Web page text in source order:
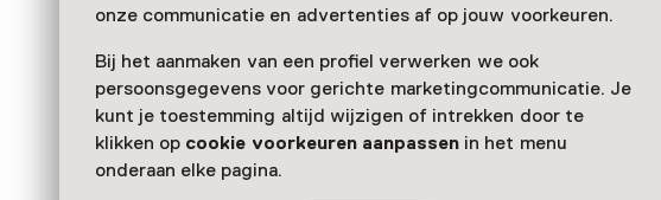
onze communicatie en advertenties af op jouw voorkeuren.
Bij het aanmaken van een profiel verwerken we ook
persoonsgegevens voor gerichte marketingcommunicatie. Je
kunt je toestemming altijd wijzigen of intrekken door te
klikken op cookie voorkeuren aanpassenin het menu
onderaan elke pagina.